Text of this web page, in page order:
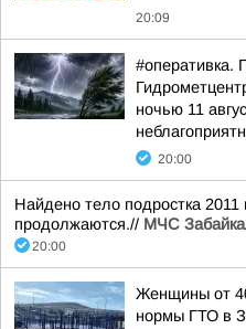
20:09
#оперативка.
ночью 11
20:00
Найдено тело подростка 2011
продолжаются.// МЧС
20:00
Женщины от
нормы ГТО в